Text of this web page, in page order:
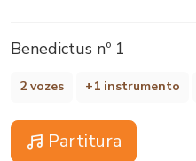
Benedictus nº 1
2 vozes +1 instrumento
Partitura